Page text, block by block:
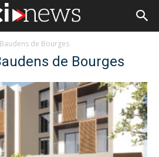
de Bourges
de Bourges